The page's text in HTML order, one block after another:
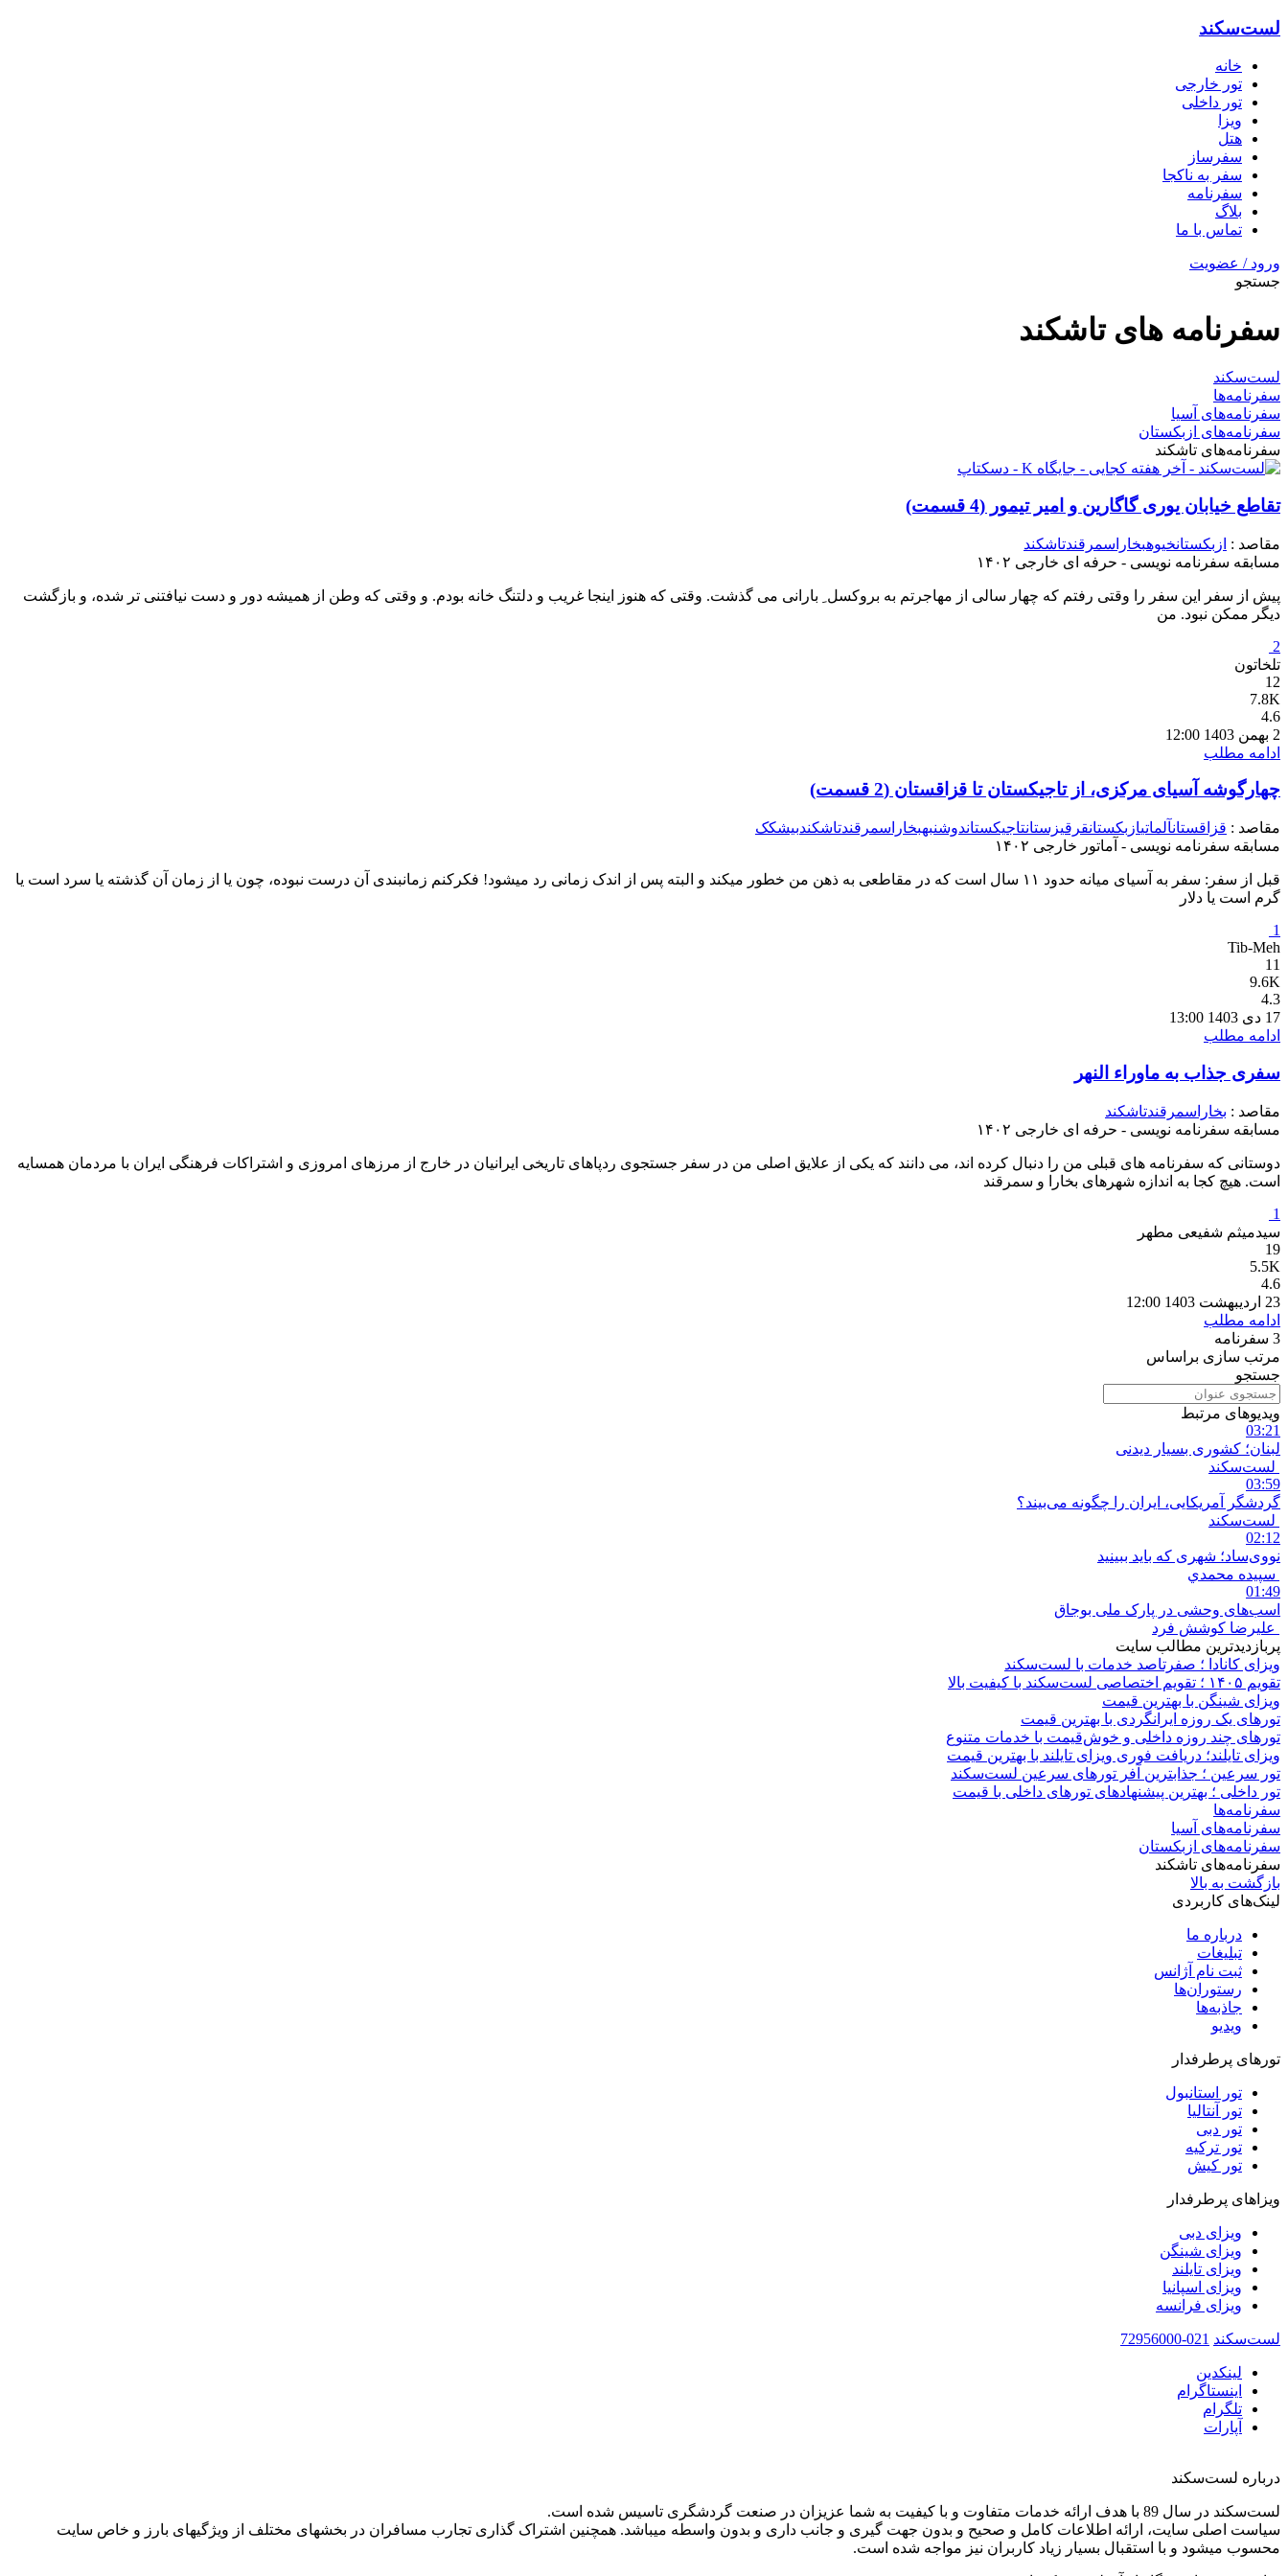
لست‌سکند
خانه
تور خارجی
تور داخلی
ویزا
هتل‌
سفرساز
سفر به ناکجا
سفرنامه
بلاگ
تماس با ما
ورود / عضویت
جستجو
سفرنامه های تاشکند
لست‌سکند
سفرنامه‌ها
سفرنامه‌های آسیا
سفرنامه‌های ازبکستان
سفرنامه‌های تاشکند
تقاطع خیابان یوری گاگارین و امیر تیمور (4 قسمت)
مقاصد : ازبکستانخیوهبخارا سمرقندتاشکند
مسابقه سفرنامه نویسی - حرفه ای خارجی ۱۴۰۲
پیش از سفر این سفر را وقتی رفتم که چهار سالی از مهاجرتم به بروکسل ِ بارانی می گذشت. وقتی که هنوز اینجا غریب و دلتنگ خانه بودم. و وقتی که وطن از همیشه دور و دست نیافتنی تر شده، و بازگشت
دیگر ممکن نبود. من
2
تلخاتون
12
7.8K
4.6
2 بهمن 1403 12:00
ادامه مطلب
چهارگوشه آسیای مرکزی، از تاجیکستان تا قزاقستان (2 قسمت)
مقاصد : قزاقستانآلماتیازبکستانقرقیزستانتاجیکستاندوشنبهبخارا سمرقندتاشکندبیشکک
مسابقه سفرنامه نویسی - آماتور خارجی ۱۴۰۲
قبل از سفر: سفر به آسیای میانه حدود ۱۱ سال است که در مقاطعی به ذهن من خطور میکند و البته پس از اندک زمانی رد میشود! فکرکنم زمانبندی آن درست نبوده، چون یا از زمان آن گذشته یا سرد است یا
گرم است یا دلار
1
Tib-Meh
11
9.6K
4.3
17 دی 1403 13:00
ادامه مطلب
سفری جذاب به ماوراء النهر
مقاصد : بخارا سمرقندتاشکند
مسابقه سفرنامه نویسی - حرفه ای خارجی ۱۴۰۲
دوستانی که سفرنامه های قبلی من را دنبال کرده اند، می دانند که یکی از علایق اصلی من در سفر جستجوی ردپاهای تاریخی ایرانیان در خارج از مرزهای امروزی و اشتراکات فرهنگی ایران با مردمان همسایه
است. هیچ کجا به اندازه شهرهای بخارا و سمرقند
1
سیدمیثم شفیعی مطهر
19
5.5K
4.6
23 اردیبهشت 1403 12:00
ادامه مطلب
3 سفرنامه
مرتب سازی براساس
جستجو
ویدیوهای مرتبط
03:21
لبنان؛ کشوری بسیار دیدنی
لست‌سکند
03:59
گردشگر آمریکایی، ایران را چگونه می‌بیند؟
لست‌سکند
02:12
نووی‌ساد؛ شهری که باید ببینید
سپيده محمدي
01:49
اسب‌های وحشی در پارک ملی بوجاق
علیرضا کوشش فرد
پربازدیدترین مطالب سایت
ویزای کانادا ؛ صفرتاصد خدمات با لست‌سکند
تقویم ۱۴۰۵ ؛ تقویم اختصاصی لست‌سکند با کیفیت بالا
ویزای شینگن با بهترین قیمت
تورهای یک روزه ایرانگردی با بهترین قیمت
تورهای چند روزه داخلی و خوش‌قیمت با خدمات متنوع
ویزای تایلند؛ دریافت فوری ویزای تایلند با بهترین قیمت
تور سرعین ؛ جذابترین آفر تورهای سرعین لست‌سکند
تور داخلی ؛ بهترین پیشنهادهای تورهای داخلی با قیمت
سفرنامه‌ها
سفرنامه‌های آسیا
سفرنامه‌های ازبکستان
سفرنامه‌های تاشکند
بازگشت به بالا
لینک‌های کاربردی
درباره ما
تبلیغات
ثبت نام آژانس
رستوران‌ها
جاذبه‌ها
ویدیو‌
تورهای پرطرفدار
تور استانبول
تور آنتالیا
تور دبی
تور ترکیه
تور کیش
ویزاهای پرطرفدار
ویزای دبی
ویزای شینگن
ویزای تایلند
ویزای اسپانیا
ویزای فرانسه
لست‌سکند 021-72956000
لینکدین
اینستاگرام
تلگرام
آپارات
درباره لست‌سکند
لست‌سکند در سال 89 با هدف ارائه خدمات متفاوت و با کیفیت به شما عزیزان در صنعت گردشگری تاسیس شده است.
سیاست اصلی سایت، ارائه اطلاعات کامل و صحیح و بدون جهت گیری و جانب داری و بدون واسطه میباشد. همچنین اشتراک گذاری تجارب مسافران در بخشهای مختلف از ویژگیهای بارز و خاص سایت
محسوب میشود و با استقبال بسیار زیاد کاربران نیز مواجه شده است.